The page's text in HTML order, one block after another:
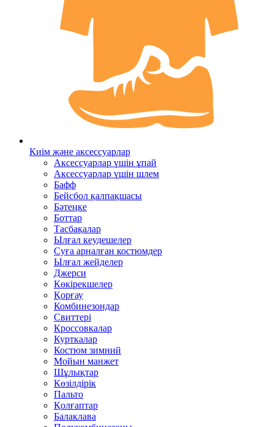
Киім және аксессуарлар
Аксессуарлар үшін ұпай
Аксессуарлар үшін шлем
Бафф
Бейсбол қалпақшасы
Бәтеңке
Боттар
Тасбақалар
Ылғал кеудешелер
Суға арналған костюмдер
Ылғал жейделер
Джерси
Көкірекшелер
Қорғау
Комбинезондар
Свиттері
Кроссовкалар
Курткалар
Костюм зимний
Мойын манжет
Шұлықтар
Көзілдірік
Пальто
Қолғаптар
Балаклава